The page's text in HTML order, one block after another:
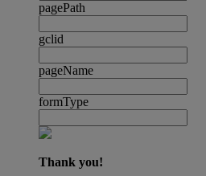
pagePath
gclid
pageName
formType
Thank you!